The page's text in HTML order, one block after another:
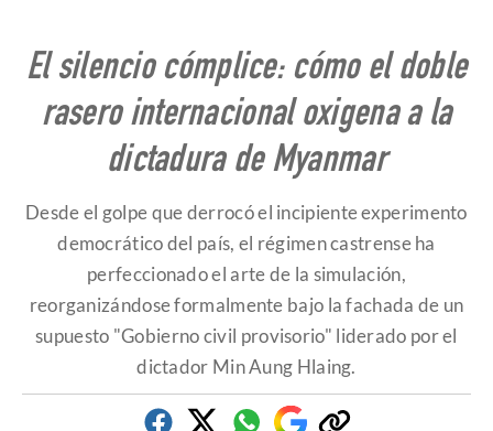
El silencio cómplice: cómo el doble
rasero internacional oxigena a la
dictadura de Myanmar
Desde el golpe que derrocó el incipiente experimento
democrático del país, el régimen castrense ha
perfeccionado el arte de la simulación,
reorganizándose formalmente bajo la fachada de un
supuesto "Gobierno civil provisorio" liderado por el
dictador Min Aung Hlaing.